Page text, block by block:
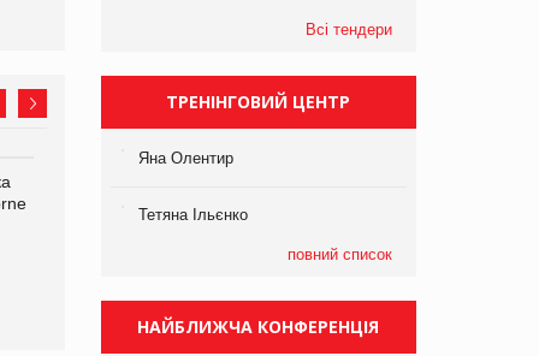
на складі після російської
expert від власної ТМ
Всі тендери
ТРЕНІНГОВИЙ ЦЕНТР
Яна Олентир
Тетяна Ільєнко
повний список
НАЙБЛИЖЧА КОНФЕРЕНЦІЯ